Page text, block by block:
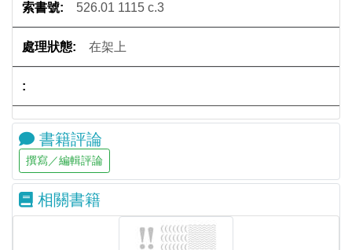
526.01 1115 c.3
在架上
書籍評論
相關書籍